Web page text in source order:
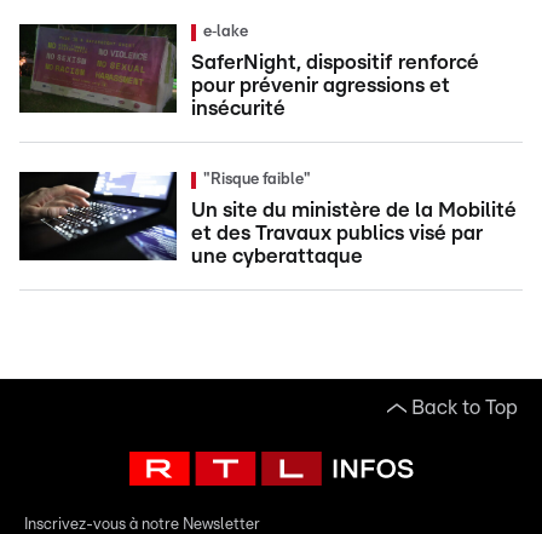
e‑lake
SaferNight, dispositif renforcé
pour prévenir agressions et
insécurité
"Risque faible"
Un site du ministère de la Mobilité
et des Travaux publics visé par
une cyberattaque
Back to Top
Inscrivez-vous à notre Newsletter